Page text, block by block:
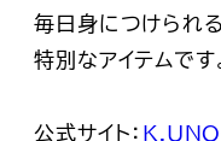
毎日身につけられ
特別なアイテムです
公式サイト： K.UNO